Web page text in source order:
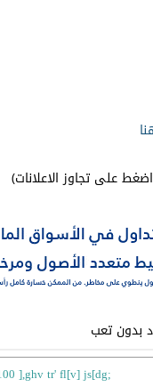
على تجاوز الاعلانات)
بدون تعب
],ghv tr' fl[v] js[dg;